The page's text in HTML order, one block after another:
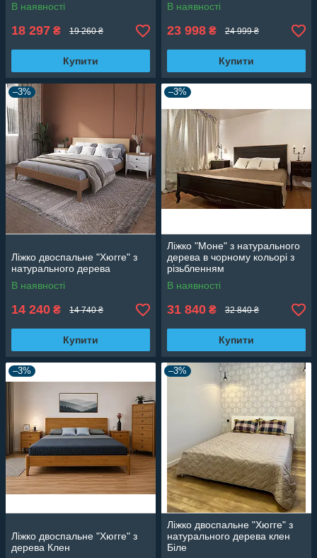
В наявності
18 297 ₴ 19 260 ₴
Купити
В наявності
23 998 ₴ 24 999 ₴
Купити
–3%
Ліжко двоспальне "Хюгге" з
натурального дерева
В наявності
14 240 ₴ 14 740 ₴
Купити
–3%
Ліжко "Моне" з натурального
дерева в чорному кольорі з
різьбленням
В наявності
31 840 ₴ 32 840 ₴
Купити
–3%
Ліжко двоспальне "Хюгге" з
дерева Клен
–3%
Ліжко двоспальне "Хюгге" з
натурального дерева клен
Біле